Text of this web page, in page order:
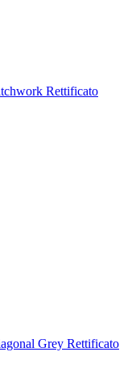
Rettificato
Grey Rettificato